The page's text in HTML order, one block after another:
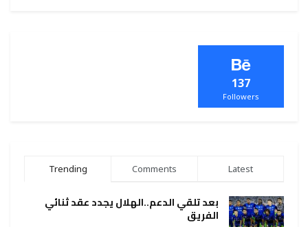
137
Followers
Trending Comments Latest
بعد تلقي الدعم..الهلال يجدد عقد ثنائي
الفريق